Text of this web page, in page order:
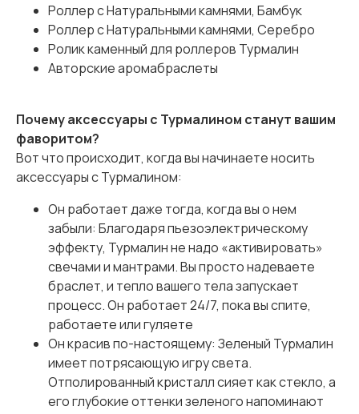
Роллер с Натуральными камнями, Бамбук
Роллер с Натуральными камнями, Серебро
Ролик каменный для роллеров Турмалин
Авторские аромабраслеты
Почему аксессуары с Турмалином станут вашим
фаворитом?
Вот что происходит, когда вы начинаете носить
аксессуары с Турмалином:
Он работает даже тогда, когда вы о нем
забыли: Благодаря пьезоэлектрическому
эффекту, Турмалин не надо «активировать»
свечами и мантрами. Вы просто надеваете
браслет, и тепло вашего тела запускает
процесс. Он работает 24/7, пока вы спите,
работаете или гуляете
Он красив по-настоящему: Зеленый Турмалин
имеет потрясающую игру света.
Отполированный кристалл сияет как стекло, а
его глубокие оттенки зеленого напоминают